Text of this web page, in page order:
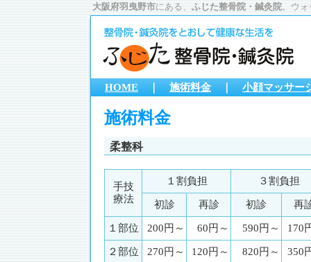
大阪府羽曳野市にある、 ふじた整骨院・鍼灸院。ウ
HOME 施術料金｜ 小顔マッサー
施術料金
柔整科
手技
療法
１割負担
３割負担
初診
再診 初診
再
１部位
200円～ 60円～ 590円～
170
２部位
270円～ 120円～ 820円～
350